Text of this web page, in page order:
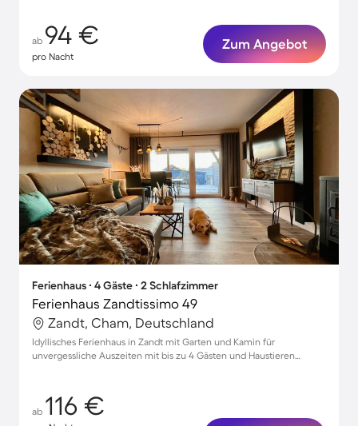
ab 94 €
pro Nacht
Zum Angebot
Ferienhaus ∙ 4 Gäste ∙ 2 Schlafzimmer
Ferienhaus Zandtissimo 49
Zandt, Cham, Deutschland
Idyllisches Ferienhaus in Zandt mit Garten und Kamin für
unvergessliche Auszeiten mit bis zu 4 Gästen und Haustieren
ab 116 €